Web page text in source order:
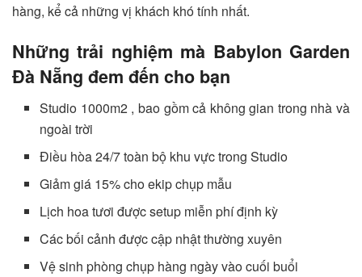
hàng, kể cả những vị khách khó tính nhất.
Những trải nghiệm mà Babylon Garden
Đà Nẵng đem đến cho bạn
Studio 1000m2 , bao gồm cả không gian trong nhà và
ngoài trời
Điều hòa 24/7 toàn bộ khu vực trong Studio
Giảm giá 15% cho ekip chụp mẫu
Lịch hoa tươi được setup miễn phí định kỳ
Các bối cảnh được cập nhật thường xuyên
Vệ sinh phòng chụp hàng ngày vào cuối buổi